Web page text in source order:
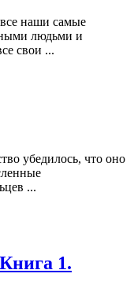
все наши самые
людьми и
свои ...
убедилось, что оно
...
1.